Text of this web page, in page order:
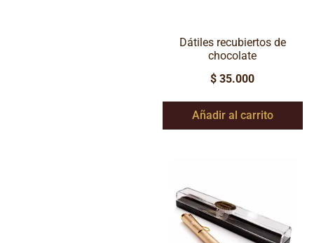
Dátiles recubiertos de
chocolate
$ 35.000
Añadir al carrito